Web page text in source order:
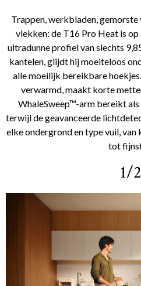
Trappen, werkbladen,
vlekken: de T16 Pro Heat is
ultradunne profiel van slechts
kantelen, glijdt hij moeiteloos
alle moeilijk bereikbare
verwarmd, maakt korte
WhaleSweep™-arm bereikt
terwijl de geavanceerde
elke ondergrond en type vuil,
tot
1/2